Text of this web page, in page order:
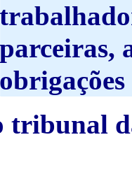
parceiras,
tribunal